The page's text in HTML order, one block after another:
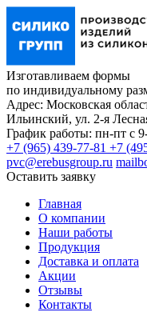
Изготавливаем формы
по индивидуальному
Адрес: Московская
Ильинский, ул. 2-я
График работы: пн-пт с
+7 (965) 439-77-81 +7
pvc@erebusgroup.ru
Оставить заявку
Главная
О компании
Наши работы
Продукция
Доставка и оплата
Акции
Отзывы
Контакты